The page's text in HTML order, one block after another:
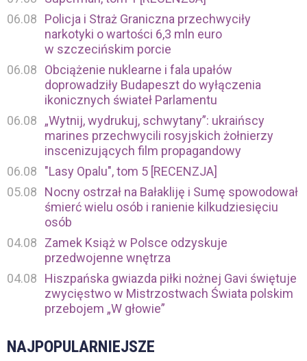
06.08
Policja i Straż Graniczna przechwyciły
narkotyki o wartości 6,3 mln euro
w szczecińskim porcie
06.08
Obciążenie nuklearne i fala upałów
doprowadziły Budapeszt do wyłączenia
ikonicznych świateł Parlamentu
06.08
„Wytnij, wydrukuj, schwytany”: ukraińscy
marines przechwycili rosyjskich żołnierzy
inscenizujących film propagandowy
06.08
"Lasy Opalu", tom 5 [RECENZJA]
05.08
Nocny ostrzał na Bałakliję i Sumę spowodował
śmierć wielu osób i ranienie kilkudziesięciu
osób
04.08
Zamek Książ w Polsce odzyskuje
przedwojenne wnętrza
04.08
Hiszpańska gwiazda piłki nożnej Gavi świętuje
zwycięstwo w Mistrzostwach Świata polskim
przebojem „W głowie”
NAJPOPULARNIEJSZE